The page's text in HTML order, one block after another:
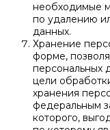
необходимые
по удалению
данных.
Хранение
форме,
персональных
цели
хранения
федеральным
которого,